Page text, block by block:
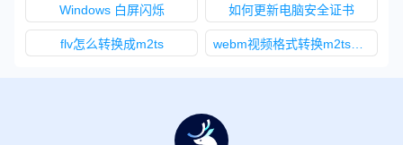
Windows 白屏闪烁 如何更新电脑安全证书
flv怎么转换成m2ts